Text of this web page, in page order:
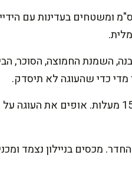
מעבירים את תערובת הביסקוויטים לתבנית בקוטר 24
השמנת החמוצה, הסוכר,
כדי שהעוגה לא תיסדק.
שופכים את התערובת מעל הבסיס ומחממים תנור